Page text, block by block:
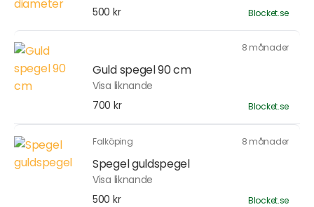
500 kr
Blocket.se
8 månader
Guld spegel 90 cm
Visa liknande
700 kr
Blocket.se
Falköping 8 månader
Spegel guldspegel
Visa liknande
500 kr
Blocket.se